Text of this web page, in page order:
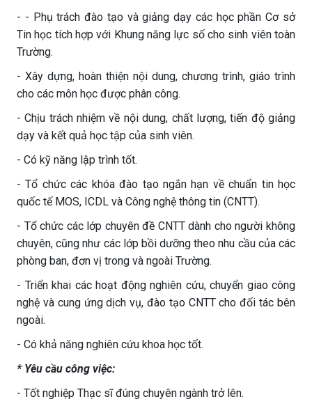
- - Phụ trách đào tạo và giảng dạy các học phần Cơ sở
Tin học tích hợp với Khung năng lực số cho sinh viên toàn
Trường.
- Xây dựng, hoàn thiện nội dung, chương trình, giáo trình
cho các môn học được phân công.
- Chịu trách nhiệm về nội dung, chất lượng, tiến độ giảng
dạy và kết quả học tập của sinh viên.
- Có kỹ năng lập trình tốt.
- Tổ chức các khóa đào tạo ngắn hạn về chuẩn tin học
quốc tế MOS, ICDL và Công nghệ thông tin (CNTT).
- Tổ chức các lớp chuyên đề CNTT dành cho người không
chuyên, cũng như các lớp bồi dưỡng theo nhu cầu của các
phòng ban, đơn vị trong và ngoài Trường.
- Triển khai các hoạt động nghiên cứu, chuyển giao công
nghệ và cung ứng dịch vụ, đào tạo CNTT cho đối tác bên
ngoài.
- Có khả năng nghiên cứu khoa học tốt.
* Yêu cầu công việc:
- Tốt nghiệp Thạc sĩ đúng chuyên ngành trở lên.